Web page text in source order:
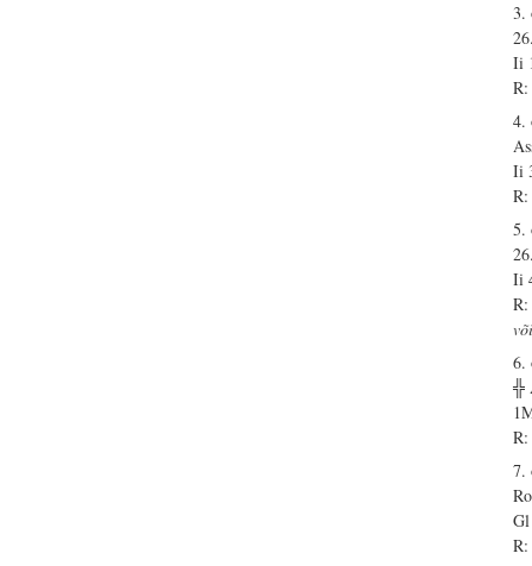
3.
Ii
R:
4.
Ii
R:
5.
Ii
R:
6.
╬
R:
7.
R: